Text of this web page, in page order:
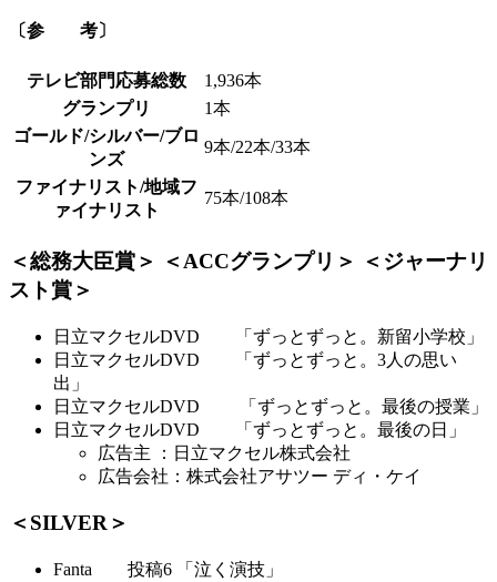
〔参 考〕
テレビ部門応募総数
1,936本
グランプリ
1本
ゴールド/シルバー/ブロ
ンズ
9本/22本/33本
ファイナリスト/地域フ
ァイナリスト
75本/108本
＜総務大臣賞＞ ＜ACCグランプリ＞ ＜ジャーナリ
スト賞＞
日立マクセルDVD 「ずっとずっと。新留小学校」
日立マクセルDVD 「ずっとずっと。3人の思い
出」
日立マクセルDVD 「ずっとずっと。最後の授業」
日立マクセルDVD 「ずっとずっと。最後の日」
広告主 ：日立マクセル株式会社
広告会社：株式会社アサツー ディ・ケイ
＜SILVER＞
Fanta 投稿6 「泣く演技」